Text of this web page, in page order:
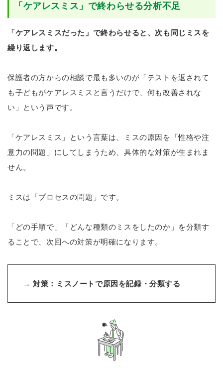
「ケアレスミス」で終わらせる分析不足
「ケアレスミスだった」で終わらせると、次も同じミスを
繰り返します。
保護者の方からの相談で最も多いのが「テストを返されて
も子どもがケアレスミスと言うだけで、何も改善されな
い」という声です。
「ケアレスミス」という言葉は、ミスの原因を「性格や注
意力の問題」にしてしまうため、具体的な対策が生まれま
せん。
ミスは「プロセスの問題」です。
「どの手順で」「どんな種類のミスをしたのか」を分類す
ることで、次回への対策が明確になります。
→対策：ミスノートで原因を記録・分類する